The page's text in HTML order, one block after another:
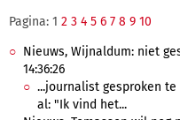
Pagina: 1 2 3 4 5 6 7 8 9 10
Nieuws, Wijnaldum: niet
14:36:26
...journalist gesproken te
al: "Ik vind het...